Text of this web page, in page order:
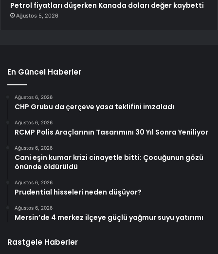
Petrol fiyatları düşerken Kanada doları değer kaybetti
Ağustos 5, 2026
En Güncel Haberler
Ağustos 6, 2026
CHP Grubu da çerçeve yasa teklifini imzaladı
Ağustos 6, 2026
RCMP Polis Araçlarının Tasarımını 30 Yıl Sonra Yeniliyor
Ağustos 6, 2026
Cani eşin kumar krizi cinayetle bitti: Çocuğunun gözü
önünde öldürüldü
Ağustos 6, 2026
Prudential hisseleri neden düşüyor?
Ağustos 6, 2026
Mersin’de 4 merkez ilçeye güçlü yağmur suyu yatırımı
Rastgele Haberler